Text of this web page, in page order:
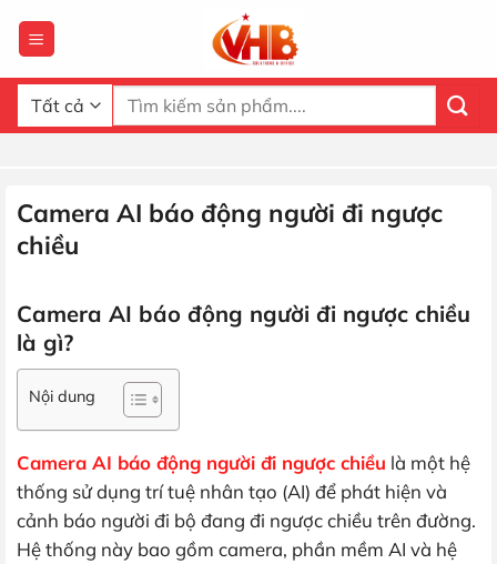
qua
dung
Tìm
kiếm:
Camera AI báo động người đi ngược
chiều
Camera AI báo động người đi ngược chiều
là gì?
Nội dung
Camera AI báo động người đi ngược chiều là một hệ
thống sử dụng trí tuệ nhân tạo (AI) để phát hiện và
cảnh báo người đi bộ đang đi ngược chiều trên đường.
Hệ thống này bao gồm camera, phần mềm AI và hệ